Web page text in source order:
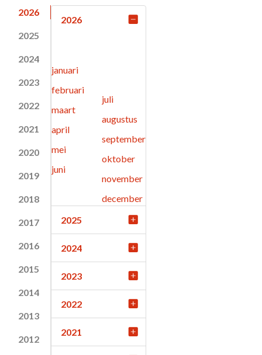
2026
2025
2024
2023
2022
2021
2020
2019
2018
2017
2016
2015
2014
2013
2012
2026
januari
februari
maart
april
mei
juni
juli
augustus
september
oktober
november
december
2025
2024
2023
2022
2021